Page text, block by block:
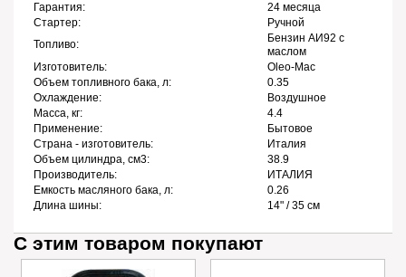
Гарантия:
24 месяца
Стартер:
Ручной
Топливо:
Бензин АИ92 с
маслом
Изготовитель:
Oleo-Mac
Объем топливного бака, л:
0.35
Охлаждение:
Воздушное
Масса, кг:
4.4
Применение:
Бытовое
Страна - изготовитель:
Италия
Объем цилиндра, см3:
38.9
Производитель:
ИТАЛИЯ
Емкость масляного бака, л:
0.26
Длина шины:
14" / 35 см
С этим товаром покупают